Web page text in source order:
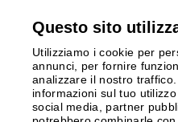
Questo sito
Utilizziamo i cookie per
annunci, per fornire
analizzare il nostro
informazioni sul tuo
social media, partner